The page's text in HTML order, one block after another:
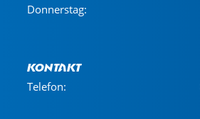
Donnerstag:
Kontakt
Telefon: